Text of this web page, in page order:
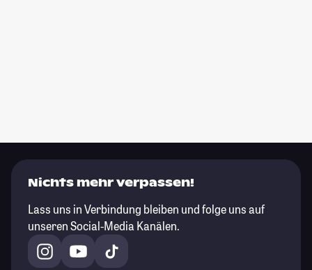
Nichts mehr verpassen!
Lass uns in Verbindung bleiben und folge uns auf
unseren Social-Media Kanälen.